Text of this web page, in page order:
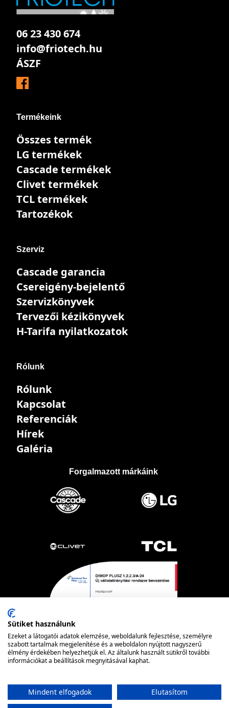
06 23 430 674
info@friotech.hu
ÁSZF
Termékeink
Összes termék
LG termékek
Cascade termékek
Clivet termékek
TCL termékek
Tartozékok
Szerviz
Cascade garancia
Csereigény-bejelentő
Szervizkönyvek
Tervezői kézikönyvek
H-Tarifa nyilatkozatok
Rólunk
Rólunk
Kapcsolat
Referenciák
Hírek
Galéria
Forgalmazott márkáink
Powered by nopCommerce
Sütiket használunk
Ezeket a látogatói adatok elemzése, weboldalunk fejlesztése, személyre
szabott tartalmak megjelenítése és a weboldalon nyújtott nagyszerű
élmény érdekében helyezhetjük el. Az általunk használt sütikről további
információkat a beállítások megnyitásával kaphat.
Mindent elfogadok
Elutasítom